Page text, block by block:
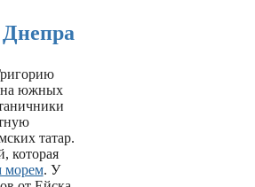
на южных
татар.
которая
морем. У